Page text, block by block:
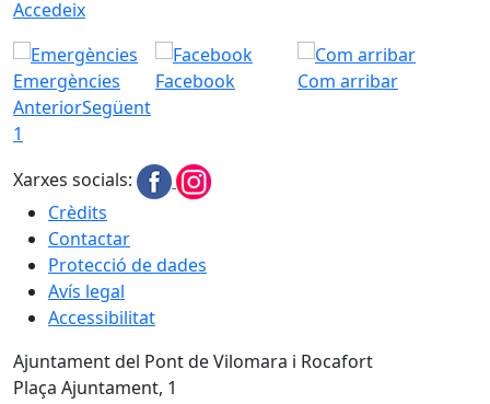
Accedeix
Emergències Facebook
Com arribar
AnteriorSegüent
1
Xarxes socials:
Crèdits
Contactar
Protecció de dades
Avís legal
Accessibilitat
Ajuntament del Pont de Vilomara i Rocafort
Plaça Ajuntament, 1